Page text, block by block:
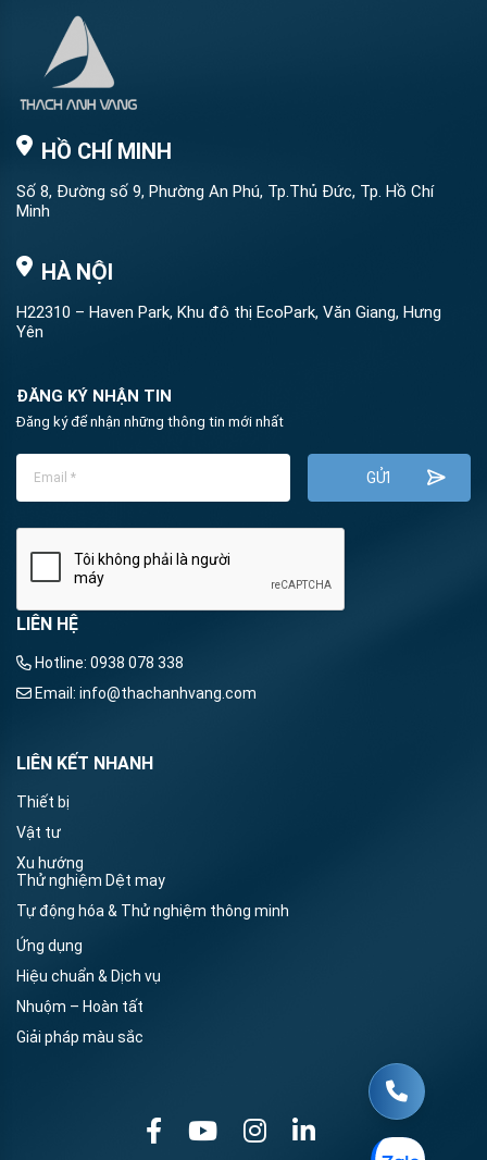
HỒ CHÍ MINH
Số 8, Đường số 9, Phường An Phú, Tp.Thủ Đức, Tp. Hồ Chí
Minh
HÀ NỘI
H22310 – Haven Park, Khu đô thị EcoPark, Văn Giang, Hưng
Yên
ĐĂNG KÝ NHẬN TIN
Đăng ký để nhận những thông tin mới nhất
LIÊN HỆ
Hotline: 0938 078 338
Email: info@thachanhvang.com
LIÊN KẾT NHANH
Thiết bị
Vật tư
Xu hướng
Thử nghiệm Dệt may
Tự động hóa & Thử nghiệm thông minh
Ứng dụng
Hiệu chuẩn & Dịch vụ
Nhuộm – Hoàn tất
Giải pháp màu sắc